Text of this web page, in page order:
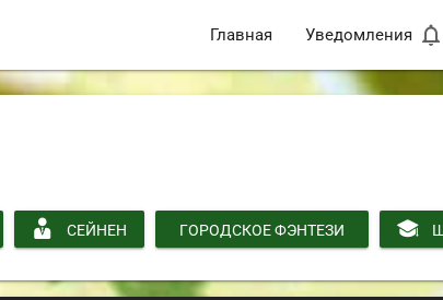
Главная Уведомления notifications_none
СЕЙНЕН ГОРОДСКОЕ ФЭНТЕЗИ